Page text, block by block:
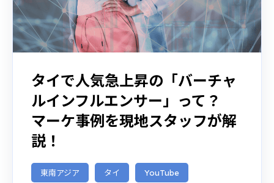
タイで人気急上昇の「バーチャ
ルインフルエンサー」って？
マーケ事例を現地スタッフが解
説！
東南アジア タイ YouTube